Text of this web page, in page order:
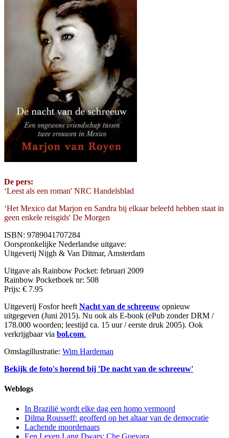
De pers:
‘Leest als een roman' NRC Handelsblad
‘Het Mexico dat Marjon en Sandra bij elkaar beleefd hebben staat in
geen enkele reisgids' De Morgen
ISBN: 9789041707284
Oorspronkelijke Nederlandse uitgave:
Uitgeverij Nijgh & Van Ditmar, Amsterdam
Uitgave als Rainbow Pocket: februari 2009
Rainbow Pocketboek nr: 508
Prijs: € 7.95
Uitgeverij Fosfor heeft Nacht van de schreeuw opnieuw
uitgegeven (Juni 2015). Nu ook als E-book (ePub zonder DRM /
178.000 woorden; leestijd ca. 15 uur / eerste druk 2005). Ook
verkrijgbaar via bol.com.
Omslagillustratie: Wim Hardeman
Bekijk de foto's horend bij 'De nacht van de schreeuw'
Weblogs
In Brazilië wordt elke dag een homo vermoord
Dilma Rousseff: geofferd op het altaar van de democratie
Lachende moordenaars